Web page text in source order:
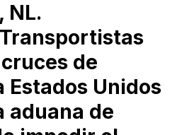
NL.
de
Estados Unidos
aduana de